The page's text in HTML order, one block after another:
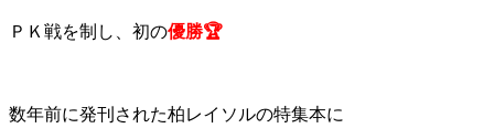
ＰＫ戦を制し、初の優勝🏆
数年前に発刊された柏レイソルの特集本に